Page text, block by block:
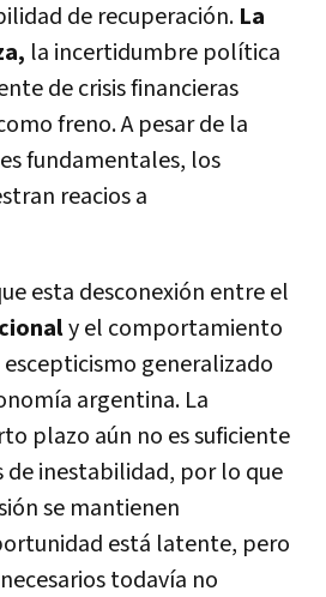
de recuperación. La
la incertidumbre política
de crisis financieras
freno. A pesar de la
fundamentales, los
reacios a
esta desconexión entre el
y el comportamiento
generalizado
argentina. La
plazo aún no es suficiente
de inestabilidad, por lo que
se mantienen
está latente, pero
todavía no